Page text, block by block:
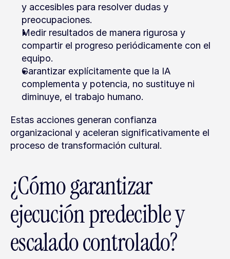
y accesibles para resolver dudas y
preocupaciones.
Medir resultados de manera rigurosa y
compartir el progreso periódicamente con el
equipo.
Garantizar explícitamente que la IA
complementa y potencia, no sustituye ni
diminuye, el trabajo humano.
Estas acciones generan confianza
organizacional y aceleran significativamente el
proceso de transformación cultural.
¿Cómo garantizar
ejecución predecible y
escalado controlado?